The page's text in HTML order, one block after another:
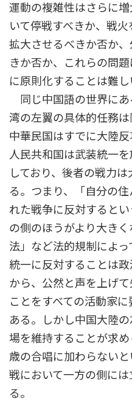
運動の複雑性はさらに
いて停戦すべきか、戦
拡大させるべきか否か
きか否か、これらの問
に原則化することは難し
同じ中国語の世界にあ
湾の左翼の具体的任務は
中華民国はすでに大陸
人民共和国は武装統一
しており、後者の戦力
る。つまり、「自分の
れた戦争に反対すると
の側のほうがより大き
法」など法的規制によ
統一に反対することは
から、公然と声を上げ
ことをすべての活動家
ある。しかし中国大陸
場を維持することが求
歳の合唱に加わらない
戦において一方の側に
る。